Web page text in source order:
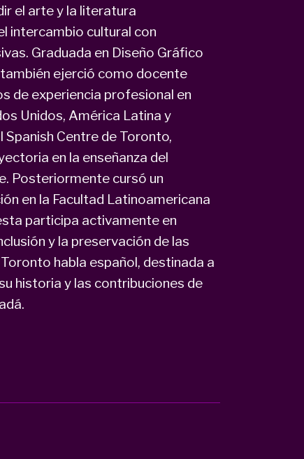
el arte y la literatura
intercambio cultural con
Graduada en Diseño Gráfico
ejerció como docente
de experiencia profesional en
Unidos, América Latina y
Spanish Centre de Toronto,
en la enseñanza del
Posteriormente cursó un
en la Facultad Latinoamericana
participa activamente en
y la preservación de las
habla español, destinada a
historia y las contribuciones de